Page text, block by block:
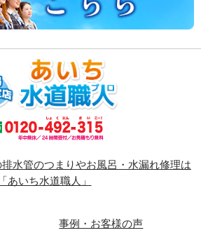
水管のつまりやお風呂・水漏れ修理は
「あいち水道職人」
事例・お客様の声